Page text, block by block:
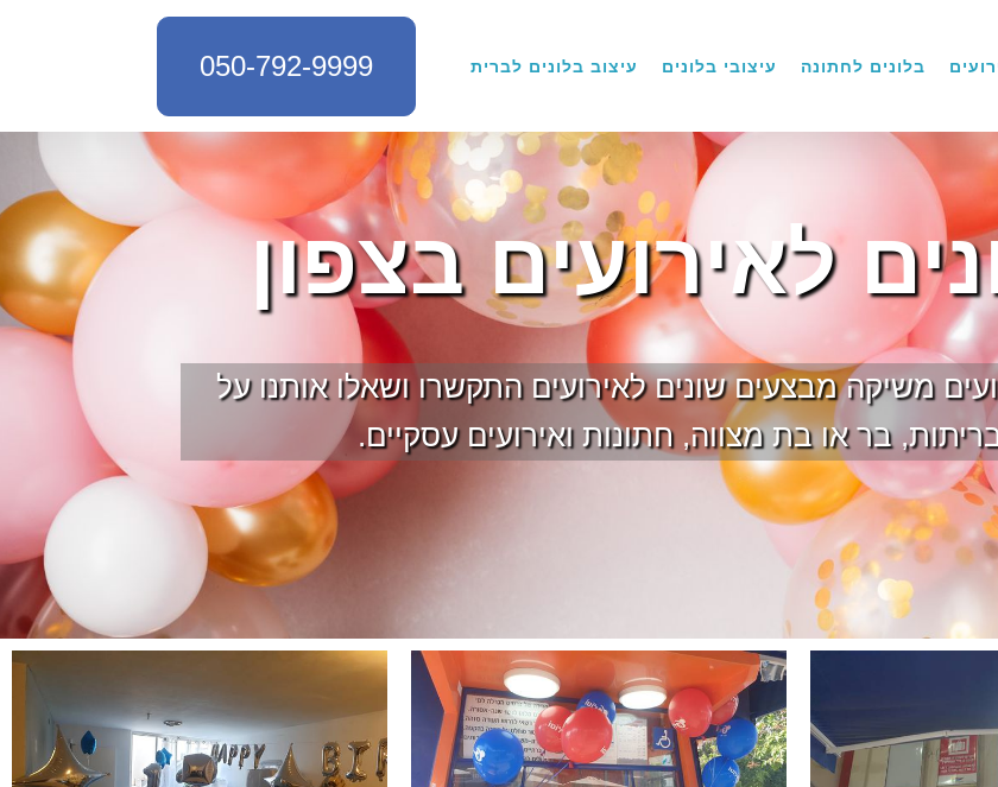
בלונים לחתונה עיצובי בלונים עיצוב בלונים לברית 050-792-9999
לאירועים בצפון
משיקה מבצעים שונים לאירועים התקשרו ושאלו אותנו על
בר או בת מצווה, חתונות ואירועים עסקיים.